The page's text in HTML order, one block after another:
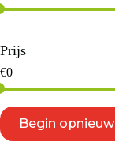
Prijs
€0
Begin opnieuw